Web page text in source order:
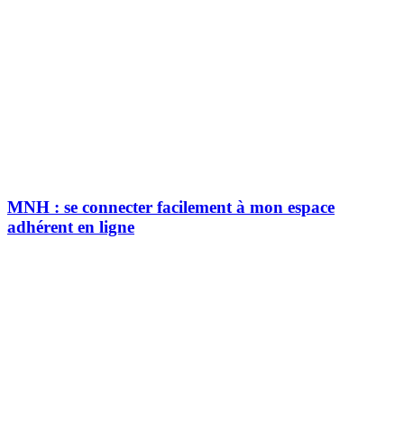
MNH : se connecter facilement à mon espace
adhérent en ligne